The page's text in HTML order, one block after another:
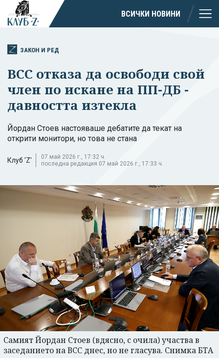
ВСИЧКИ НОВИНИ
ЗАКОН И РЕД
ВСС отказа да освободи свой
член по искане на ПП-ДБ -
давността изтекла
Йордан Стоев настояваше дебатите да текат на
открити монитори, но това не стана
Клуб 'Z'
07 май 2026 г., 17:32 ч.
последна редакция 07 май 2026 г., 17:33 ч.
Самият Йордан Стоев (вдясно, с очила) участва в
заседанието на ВСС днес, но не гласува. Снимка БТА